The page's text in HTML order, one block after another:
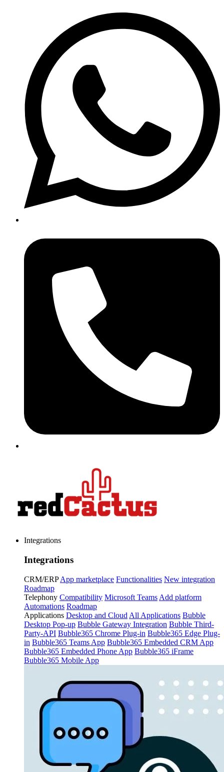
Integrations
Integrations
CRM/ERP App marketplace Functionalities New integration
Roadmap
Telephony Compatibility Microsoft Teams Add platform
Automations Roadmap
Applications Desktop and Cloud All Applications Bubble
Desktop Pop-up Bubble Gateway Integration Bubble Third-
Party-API Bubble365 Chrome Plug-in Bubble365 Edge Plug-
in Bubble365 Teams App Bubble365 Embedded CRM App
Bubble365 Embedded Phone App Bubble365 iFrame
Bubble365 Mobile App